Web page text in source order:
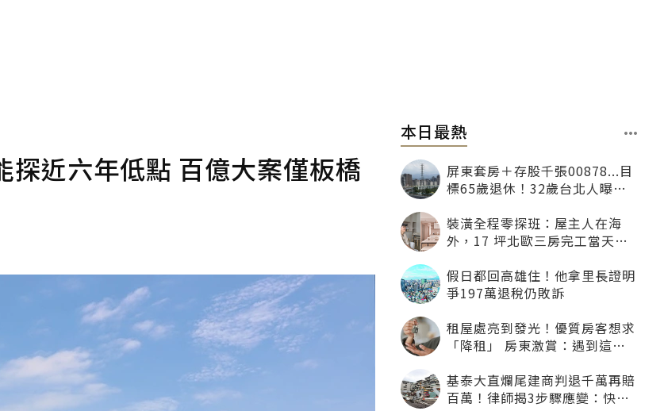
近六年低點 百億大案僅板橋
本日最熱
屏東套房＋存股千張00878...目
標65歲退休！32歲台北人曝：
裝潢全程零探班：屋主人在海
外，17 坪北歐三房完工當天才
假日都回高雄住！他拿里長證明
爭197萬退稅仍敗訴
租屋處亮到發光！優質房客想求
「降租」 房東激賞：遇到這種
基泰大直爛尾建商判退千萬再賠
百萬！律師揭3步驟應變：快通